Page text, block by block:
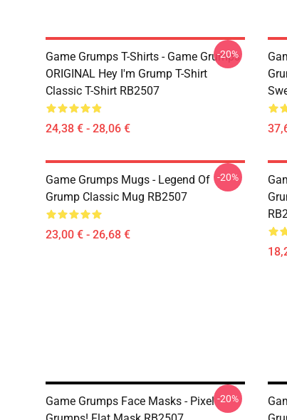
Game Grumps T-Shirts - Game Grumps
ORIGINAL Hey I'm Grump T-Shirt
Classic T-Shirt RB2507
24,38 € - 28,06 €
-20%
Game Grumps Mugs - Legend Of
Grump Classic Mug RB2507
23,00 € - 26,68 €
-20%
Game Grumps Face Masks - Pixel -20%